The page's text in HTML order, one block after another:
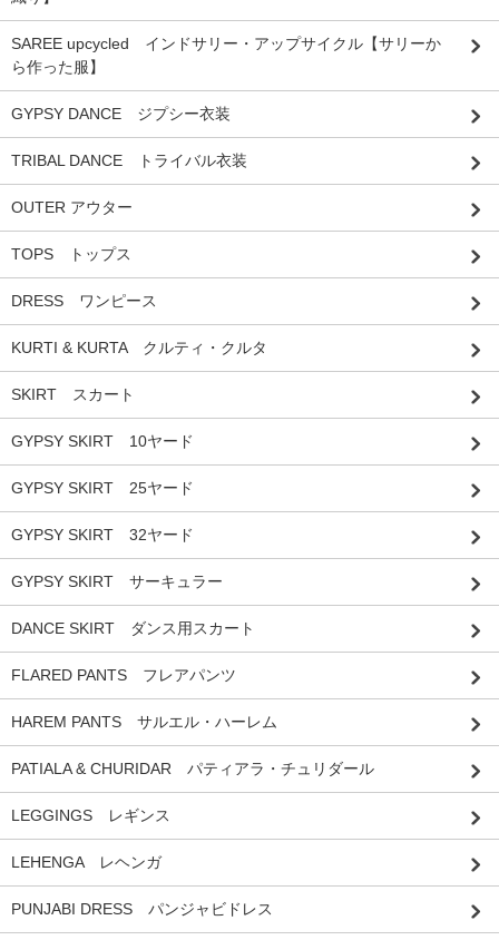
SAREE upcycled インドサリー・アップサイクル【サリーか
ら作った服】
GYPSY DANCE ジプシー衣装
TRIBAL DANCE トライバル衣装
OUTER アウター
TOPS トップス
DRESS ワンピース
KURTI & KURTA クルティ・クルタ
SKIRT スカート
GYPSY SKIRT 10ヤード
GYPSY SKIRT 25ヤード
GYPSY SKIRT 32ヤード
GYPSY SKIRT サーキュラー
DANCE SKIRT ダンス用スカート
FLARED PANTS フレアパンツ
HAREM PANTS サルエル・ハーレム
PATIALA & CHURIDAR パティアラ・チュリダール
LEGGINGS レギンス
LEHENGA レヘンガ
PUNJABI DRESS パンジャビドレス